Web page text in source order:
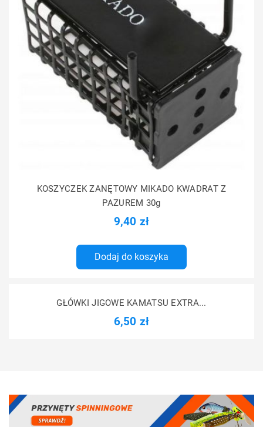
KOSZYCZEK ZANĘTOWY MIKADO KWADRAT Z
PAZUREM 30g
9,40 zł
Dodaj do koszyka
GŁÓWKI JIGOWE KAMATSU EXTRA...
6,50 zł